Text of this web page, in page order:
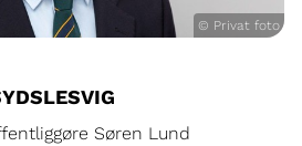
© Privat foto
Søren Lund